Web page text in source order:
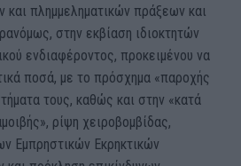
και πλημμεληματικών πράξεων και
στην εκβίαση ιδιοκτητών
ενδιαφέροντος, προκειμένου να
ποσά, με το πρόσχημα «παροχής
τους, καθώς και στην «κατά
ρίψη χειροβομβίδας,
Εμπρηστικών Εκρηκτικών